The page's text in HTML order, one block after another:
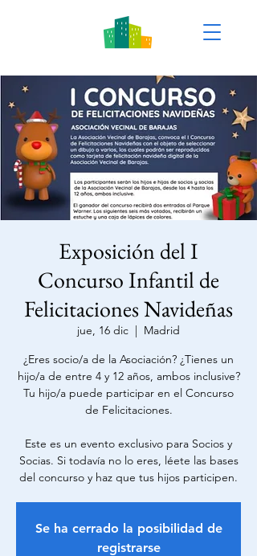
Exposición del I
Concurso Infantil de
Felicitaciones Navideñas
jue, 16 dic
  |
Madrid
¿Eres socio/a de la Asociación? ¿Tienes un
hijo/a de entre 4 y 12 años, ambos inclusive?
Tu hijo/a puede participar en el Concurso
de Felicitaciones.
Este es un evento exclusivo para Socios y
Socias. Si todavía no lo eres, léete las bases
del concurso y haz que tus hijos participen.
Se ha cerrado la posibilidad de
registrarse